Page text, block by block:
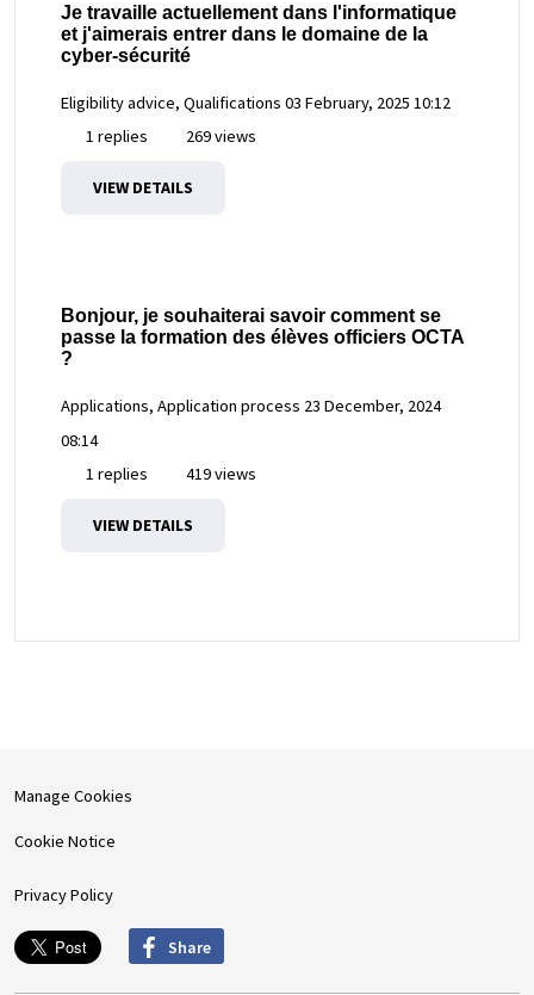
Je travaille actuellement dans l'informatique
et j'aimerais entrer dans le domaine de la
cyber-sécurité
Eligibility advice, Qualifications 03 February, 2025 10:12
1 replies
269 views
VIEW DETAILS
Bonjour, je souhaiterai savoir comment se
passe la formation des élèves officiers OCTA
?
Applications, Application process 23 December, 2024
08:14
1 replies
419 views
VIEW DETAILS
Manage Cookies
Cookie Notice
Privacy Policy
Share